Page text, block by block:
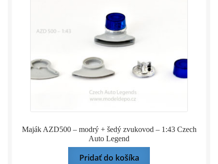
Maják AZD500 – modrý + šedý zvukovod – 1:43 Czech
Auto Legend
Pridať do košíka